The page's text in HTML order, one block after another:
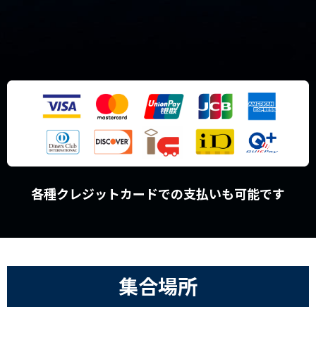
各種クレジットカードでの支払いも可能です
集合場所